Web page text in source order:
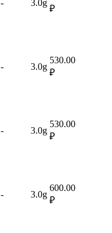
- 3.0g
₽
- 3.0g
530.00
₽
- 3.0g
530.00
₽
- 3.0g
600.00
₽